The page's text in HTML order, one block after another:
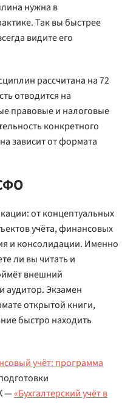
нужна в
Так вы быстрее
видите его
рассчитана на 72
отводится на
правовые и налоговые
конкретного
зависит от формата
от концептуальных
учёта, финансовых
и консолидации. Именно
ли вы читать и
внешний
аудитор. Экзамен
открытой книги,
быстро находить
учёт: программа
—«Бухгалтерский учёт в